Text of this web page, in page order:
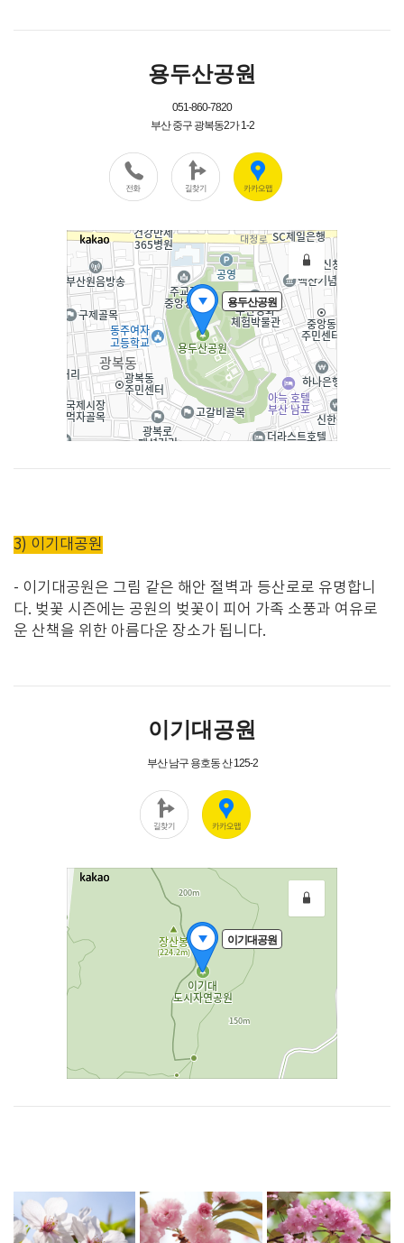
3) 이기대공원
- 이기대공원은 그림 같은 해안 절벽과 등산로로 유명합니
다. 벚꽃 시즌에는 공원의 벚꽃이 피어 가족 소풍과 여유로
운 산책을 위한 아름다운 장소가 됩니다.